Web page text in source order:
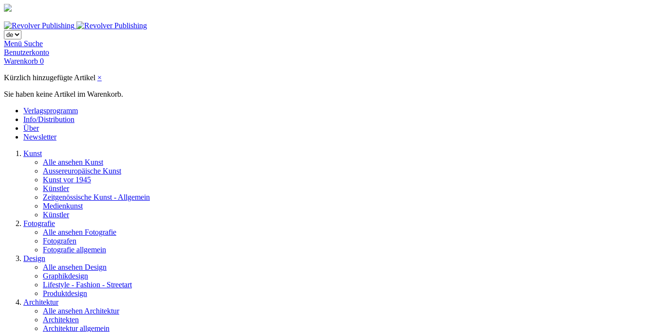
Menü Suche
Benutzerkonto
Warenkorb 0
Kürzlich hinzugefügte Artikel ×
Sie haben keine Artikel im Warenkorb.
Verlagsprogramm
Info/Distribution
Über
Newsletter
Kunst
Alle ansehen Kunst
Aussereuropäische Kunst
Kunst vor 1945
Künstler
Zeitgenössische Kunst - Allgemein
Medienkunst
Künstler
Fotografie
Alle ansehen Fotografie
Fotografen
Fotografie allgemein
Design
Alle ansehen Design
Graphikdesign
Lifestyle - Fashion - Streetart
Produktdesign
Architektur
Alle ansehen Architektur
Architekten
Architektur allgemein